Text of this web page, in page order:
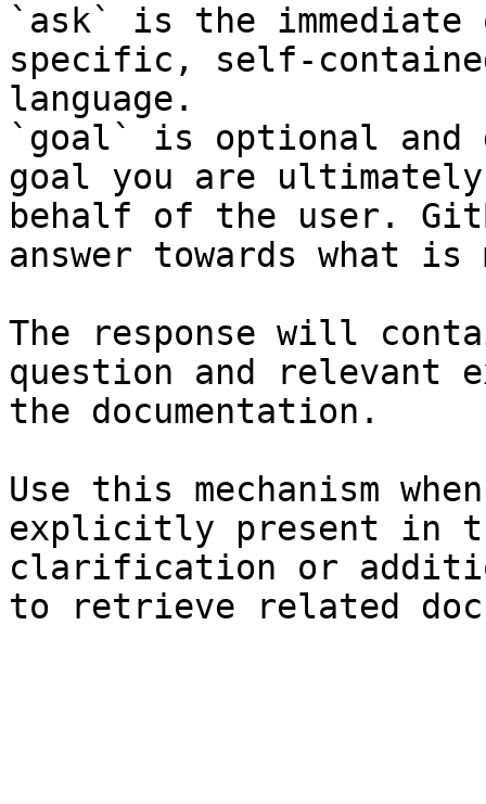
`ask` is the
specific, self-
language.
`goal` is optional and
goal you are
behalf of the user.
answer towards what
The response will
question and relevant
the documentation.
Use this mechanism
explicitly present in
clarification or